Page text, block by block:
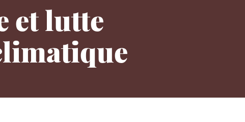
et lutte